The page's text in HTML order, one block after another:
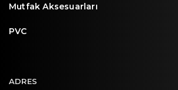
Mutfak Aksesuarları
PVC
ADRES